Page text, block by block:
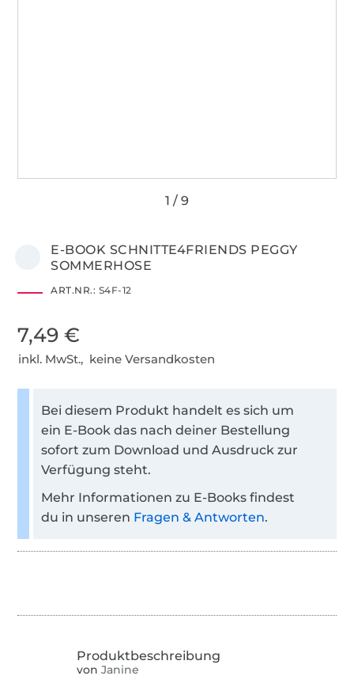
E-BOOK SCHNITTE4FRIENDS PEGGY
SOMMERHOSE
ART.NR.: S4F-12
7,49 €
inkl. MwSt., keine Versandkosten
Bei diesem Produkt handelt es sich um
ein E-Book das nach deiner Bestellung
sofort zum Download und Ausdruck zur
Verfügung steht.
Mehr Informationen zu E-Books findest
du in unseren Fragen & Antworten.
von Janine